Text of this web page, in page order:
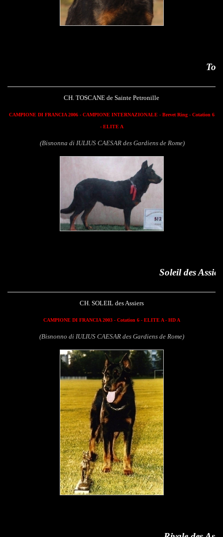
Toscane de Sainte
CH. TOSCANE de Sainte Petronille
CAMPIONE DI FRANCIA 2006 - CAMPIONE INTERNAZIONALE - Brevet Ring - Cotation 6
- ELITE A
(Bisnonna di IULIUS CAESAR des Gardiens de Rome)
CH. SOLEIL des Assiers
CAMPIONE DI FRANCIA 2003 - Cotation 6 - ELITE A - HD A
(Bisnonno di IULIUS CAESAR des Gardiens de Rome)